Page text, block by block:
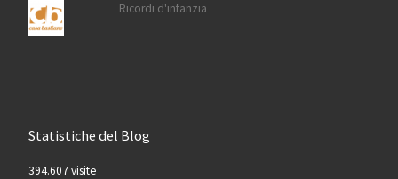
Ricordi d'infanzia
Statistiche del Blog
394.607 visite